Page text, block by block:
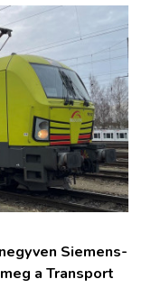
Siemens-
a Transport